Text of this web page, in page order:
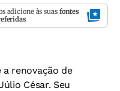
adicione às suas fontes
renovação de
César. Seu